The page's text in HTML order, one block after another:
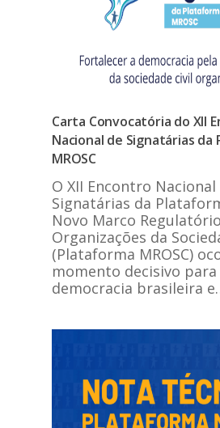
Carta Convocatória do XII
Nacional de Signatárias da
MROSC
O XII Encontro Nacional
Signatárias da
Novo Marco
Organizações da
(Plataforma MROSC)
momento decisivo para
democracia brasileira